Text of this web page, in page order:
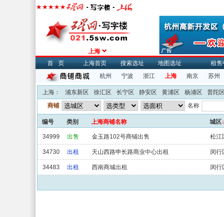
上海
首页
上海首页 搜索选址 地图选址 租售
杭州
宁波 浙江 上海 南京 苏州
上海： 浦东新区 徐汇区 长宁区 静安区 黄浦区 杨浦区 普陀区
商铺
名称
编号 类别 上海商铺名称 城区↓
34999 出售 金玉路102号商铺出售 松江
34730 出租 天山西路申长路商业中心出租 闵行
34483 出租 西南商城出租 闵行